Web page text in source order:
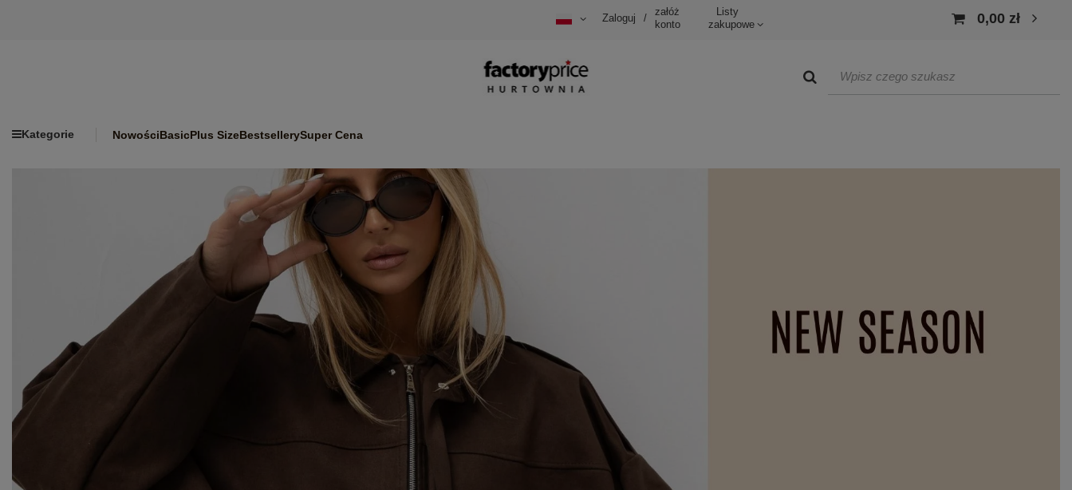
Zaloguj /
załóż
konto
Listy
zakupowe
0,00 zł
Kategorie NowościBasicPlus SizeBestsellerySuper Cena